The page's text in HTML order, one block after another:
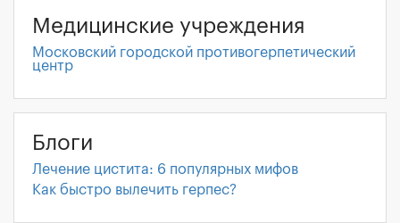
Медицинские учреждения
Московский городской противогерпетический
центр
Блоги
Лечение цистита: 6 популярных мифов
Как быстро вылечить герпес?